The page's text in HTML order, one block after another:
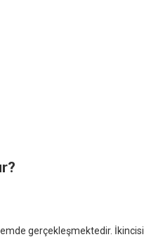
gerçekleşmektedir.